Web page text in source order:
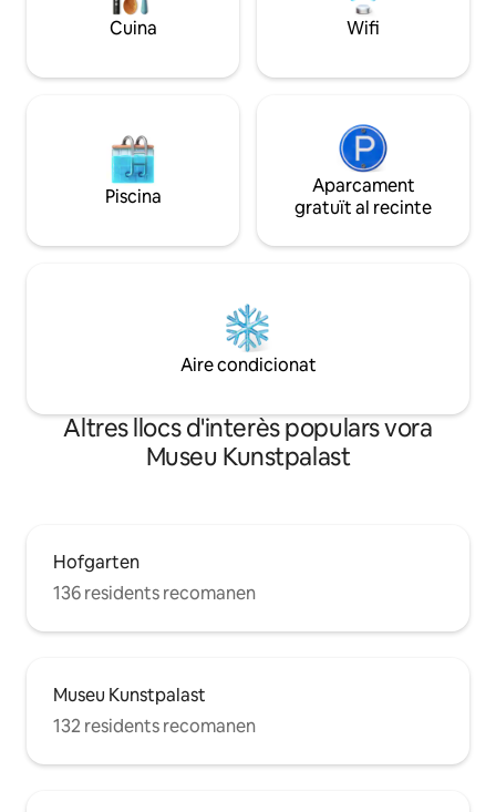
6 persones.
Cuina Wifi
Piscina
Aparcament
gratuït al recinte
Aire condicionat
Altres llocs d'interès populars vora
Museu Kunstpalast
Hofgarten
136 residents recomanen
Museu Kunstpalast
132 residents recomanen